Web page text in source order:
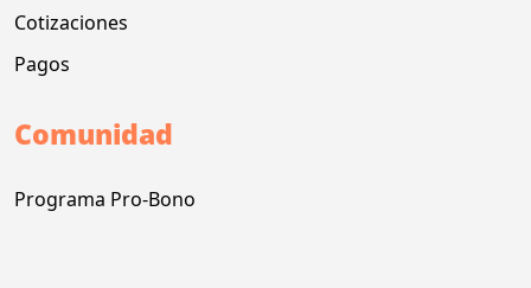
Cotizaciones
Pagos
Comunidad
Programa Pro-Bono